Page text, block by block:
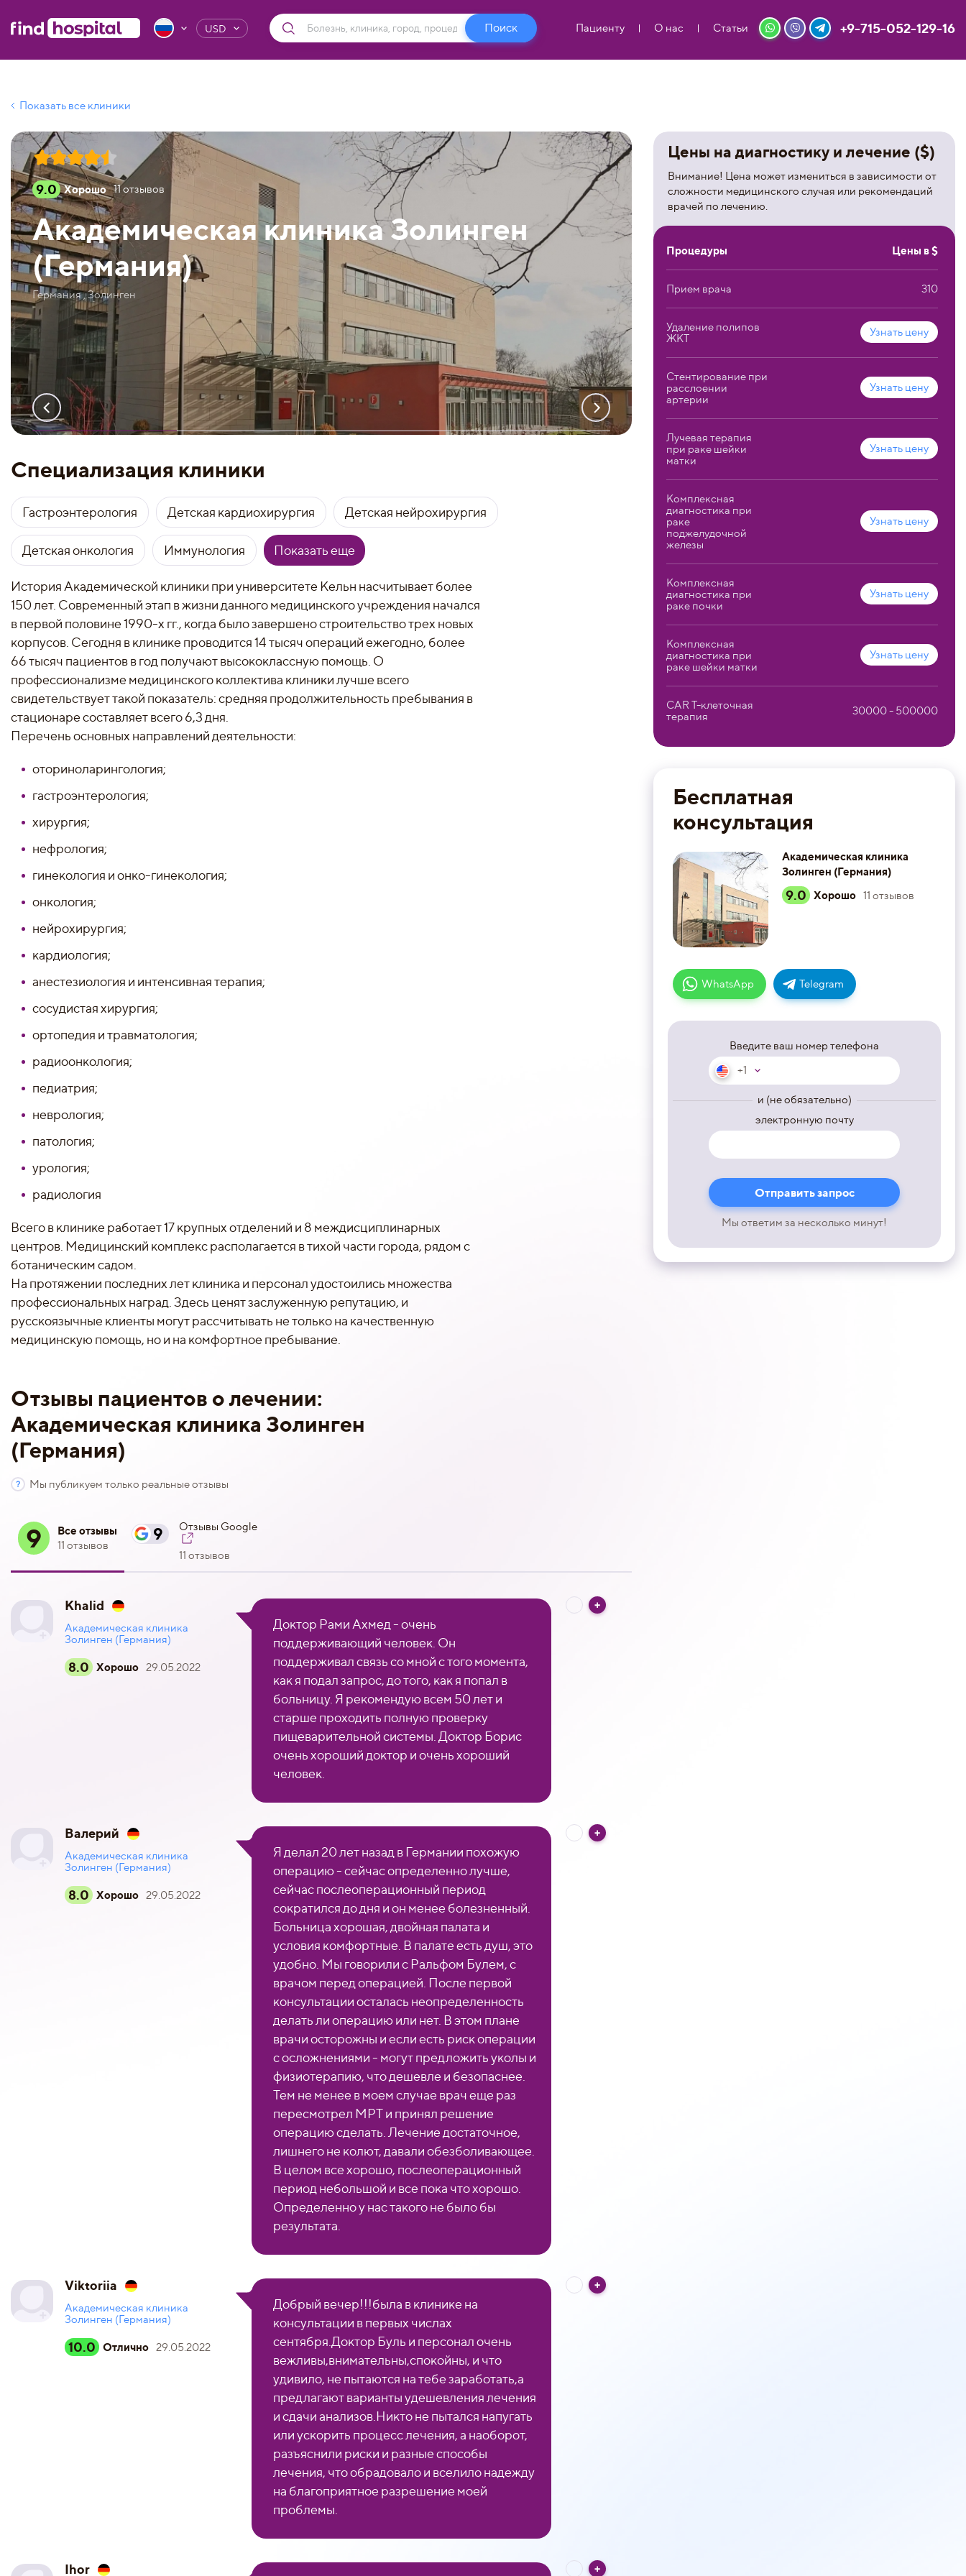
USD Пациенту О нас Статьи +9-715-052-129-16
Показать все клиники
Цены на диагностику и лечение ($)
Внимание! Цена может измениться в зависимости от
сложности медицинского случая или рекомендаций
врачей по лечению.
Процедуры Цены в $
Прием врача 310
Удаление полипов
ЖКТ
Узнать цену
Стентирование при
расслоении
артерии
Узнать цену
Лучевая терапия
при раке шейки
матки
Узнать цену
Комплексная
диагностика при
раке
поджелудочной
железы
Узнать цену
Комплексная
диагностика при
раке почки
Узнать цену
Комплексная
диагностика при
раке шейки матки
Узнать цену
CAR T-клеточная
терапия
30000 - 500000
Бесплатная
консультация
Академическая клиника
Золинген (Германия)
9.0 Хорошо 11 отзывов
WhatsApp Telegram
Введите ваш номер телефона
+1
и (не обязательно)
электронную почту
Мы ответим за несколько минут!
9.0 Хорошо 11отзывов
Академическая клиника Золинген
(Германия)
Германия , Золинген
Специализация клиники
Гастроэнтерология Детская кардиохирургия Детская нейрохирургия
Детская онкология Иммунология Показать еще
История Академической клиники при университете Кельн насчитывает более
150 лет. Современный этап в жизни данного медицинского учреждения начался
в первой половине 1990-х гг., когда было завершено строительство трех новых
корпусов. Сегодня в клинике проводится 14 тысяч операций ежегодно, более
66 тысяч пациентов в год получают высококлассную помощь. О
профессионализме медицинского коллектива клиники лучше всего
свидетельствует такой показатель: средняя продолжительность пребывания в
стационаре составляет всего 6,3 дня.
Перечень основных направлений деятельности:
оториноларингология;
гастроэнтерология;
хирургия;
нефрология;
гинекология и онко-гинекология;
онкология;
нейрохирургия;
кардиология;
анестезиология и интенсивная терапия;
сосудистая хирургия;
ортопедия и травматология;
радиоонкология;
педиатрия;
неврология;
патология;
урология;
радиология
Всего в клинике работает 17 крупных отделений и 8 междисциплинарных
центров. Медицинский комплекс располагается в тихой части города, рядом с
ботаническим садом.
На протяжении последних лет клиника и персонал удостоились множества
профессиональных наград. Здесь ценят заслуженную репутацию, и
русскоязычные клиенты могут рассчитывать не только на качественную
медицинскую помощь, но и на комфортное пребывание.
Отзывы пациентов о лечении:
Академическая клиника Золинген
(Германия)
Мы публикуем только реальные отзывы
9 Все отзывы
11 отзывов
9 Отзывы Google
11 отзывов
Khalid
Академическая клиника
Золинген (Германия)
8.0 Хорошо 29.05.2022
Доктор Рами Ахмед - очень
поддерживающий человек. Он
поддерживал связь со мной с того момента,
как я подал запрос, до того, как я попал в
больницу. Я рекомендую всем 50 лет и
старше проходить полную проверку
пищеварительной системы. Доктор Борис
очень хороший доктор и очень хороший
человек.
Валерий
Академическая клиника
Золинген (Германия)
8.0 Хорошо 29.05.2022
Я делал 20 лет назад в Германии похожую
операцию - сейчас определенно лучше,
сейчас послеоперационный период
сократился до дня и он менее болезненный.
Больница хорошая, двойная палата и
условия комфортные. В палате есть душ, это
удобно. Мы говорили с Ральфом Булем, с
врачом перед операцией. После первой
консультации осталась неопределенность
делать ли операцию или нет. В этом плане
врачи осторожны и если есть риск операции
с осложнениями - могут предложить уколы и
физиотерапию, что дешевле и безопаснее.
Тем не менее в моем случае врач еще раз
пересмотрел МРТ и принял решение
операцию сделать. Лечение достаточное,
лишнего не колют, давали обезболивающее.
В целом все хорошо, послеоперационный
период небольшой и все пока что хорошо.
Определенно у нас такого не было бы
результата.
Viktoriia
Академическая клиника
Золинген (Германия)
10.0 Отлично 29.05.2022
Добрый вечер!!!была в клинике на
консультации в первых числах
сентября.Доктор Буль и персонал очень
вежливы,внимательны,спокойны, и что
удивило, не пытаются на тебе заработать,а
предлагают варианты удешевления лечения
и сдачи анализов.Никто не пытался напугать
или ускорить процесс лечения, а наоборот,
разъяснили риски и разные способы
лечения, что обрадовало и вселило надежду
на благоприятное разрешение моей
проблемы.
Ihor